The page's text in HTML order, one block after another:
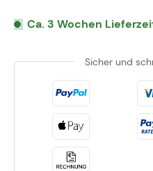
Ca. 3 Wochen
Sicher und